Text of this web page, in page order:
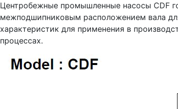
Центробежные промышленные насосы CDF
межподшипниковым расположением вала
характеристик для применения в
процессах.